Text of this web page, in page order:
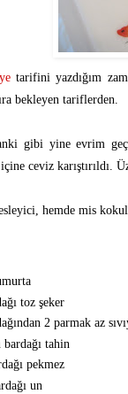
tarifini yazdığım
bekleyen tariflerden.
gibi yine evrim
ceviz karıştırıldı.
hemde mis
toz şeker
2 parmak az
bardağı tahin
pekmez
un